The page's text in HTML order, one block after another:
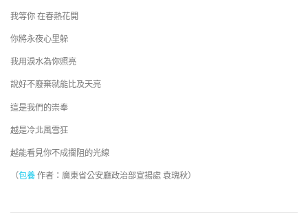
我等你 在春熱花開
你將永夜心里躲
我用淚水為你照亮
說好不廢棄就能比及天亮
這是我們的崇奉
越是冷北風雪狂
越能看見你不成攔阻的光線
（包養作者：廣東省公安廳政治部宣揚處 袁瑰秋）